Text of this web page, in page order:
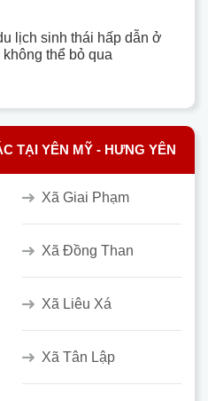
lịch sinh thái hấp dẫn ở
thể bỏ qua
TẠI YÊN MỸ - HƯNG YÊN
Xã Giai Phạm
Xã Đồng Than
Xã Liêu Xá
Xã Tân Lập